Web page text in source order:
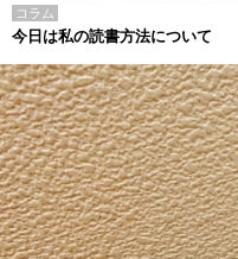
コラム
今日は私の読書方法について